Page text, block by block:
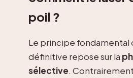
poil ?
Le principe fondamental
définitive repose sur la
sélective.